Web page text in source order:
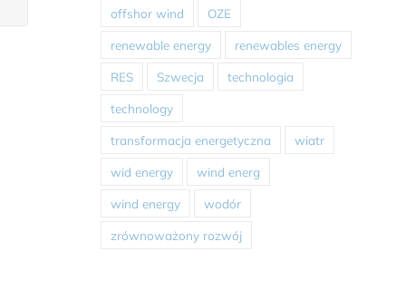
offshor wind OZE
renewable energy renewables energy
RES Szwecja technologia
technology
transformacja energetyczna wiatr
wid energy wind energ
wind energy wodór
zrównoważony rozwój